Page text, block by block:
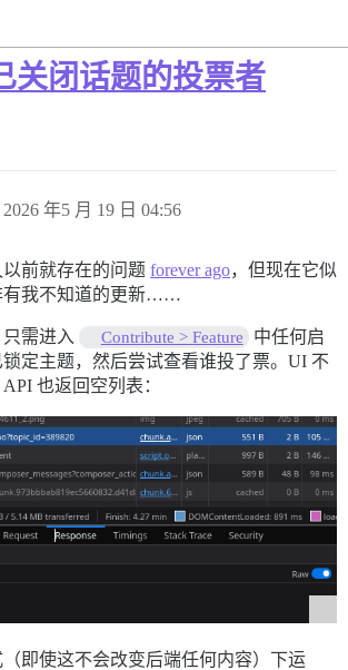
关闭话题的投票者
2026 年5 月 19 日 04:56
前就存在的问题 forever ago，但现在它似
有我不知道的更新……
需进入 Contribute > Feature
中任何启
定主题，然后尝试查看谁投了票。UI 不
也返回空列表：
即使这不会改变后端任何内容）下运